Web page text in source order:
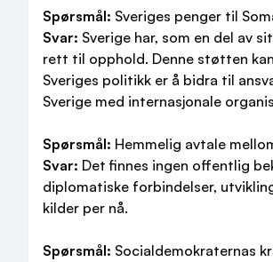
Spørsmål: Sveriges penger til
Svar: Sverige har, som en del av
rett til opphold. Denne støtten
Sveriges politikk er å bidra til
Sverige med internasjonale
Spørsmål: Hemmelig avtale
Svar: Det finnes ingen offentlig
diplomatiske forbindelser,
kilder per nå.
Spørsmål: Socialdemokraternas